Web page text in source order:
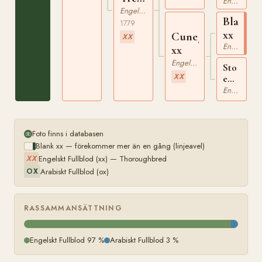
xx
Engelskt Fullblod
1779
XX
Cunegonde
xx
Engelskt Fullblod
XX
Blank
xx
Engelskt Fullblod
Sto
e
Cullen
Arabian
Engelskt Fullblod
Foto finns i databasen
Blank xx — förekommer mer än en gång (linjeavel)
XX Engelskt Fullblod (xx) — Thoroughbred
OX Arabiskt Fullblod (ox)
RASSAMMANSÄTTNING
Engelskt Fullblod 97 % Arabiskt Fullblod 3 %